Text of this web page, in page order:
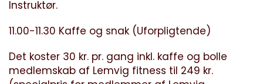
Instruktør.
11.00-11.30 Kaffe og snak (Uforpligtende)
Det koster 30 kr. pr. gang inkl. kaffe og bolle
medlemskab af Lemvig fitness til 249 kr.